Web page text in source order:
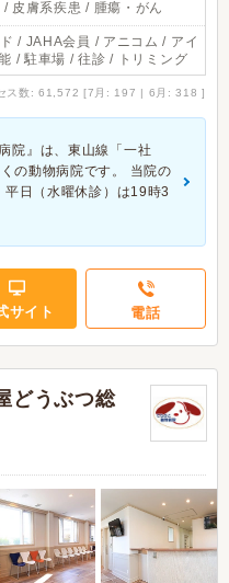
皮膚系疾患 / 腫瘍・がん
/ JAHA会員 / アニコム / アイ
/ 駐車場 / 往診 / トリミング
ス数: 61,572 [7月: 197 | 6月: 318 ]
院』は、東山線「一社
の動物病院です。 当院の
日（水曜休診）は19時3
サイト 電話
どうぶつ総